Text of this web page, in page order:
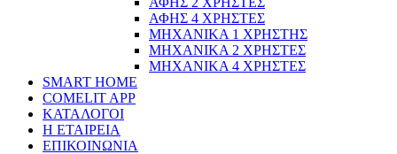
ΑΦΗΣ 4 ΧΡΗΣΤΕΣ
ΜΗΧΑΝΙΚΑ 1 ΧΡΗΣΤΗΣ
ΜΗΧΑΝΙΚΑ 2 ΧΡΗΣΤΕΣ
ΜΗΧΑΝΙΚΑ 4 ΧΡΗΣΤΕΣ
SMART HOME
COMELIT APP
ΚΑΤΑΛΟΓΟΙ
Η ΕΤΑΙΡΕΙΑ
ΕΠΙΚΟΙΝΩΝΙΑ